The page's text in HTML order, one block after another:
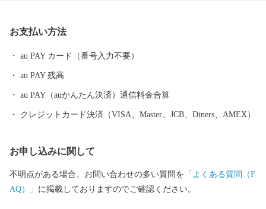
お支払い方法
au PAY カード（番号入力不要）
au PAY 残高
au PAY（auかんたん決済）通信料金合算
クレジットカード決済（VISA、Master、JCB、Diners、AMEX）
お申し込みに関して
不明点がある場合、お問い合わせの多い質問を 「よくある質問（F
AQ）」 に掲載しておりますのでご確認ください。